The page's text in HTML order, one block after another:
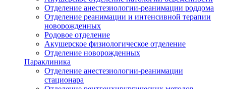
Отделение анестезиологии-реанимации роддома
Отделение реанимации и интенсивной терапии
новорожденных
Родовое отделение
Акушерское физиологическое отделение
Отделение новорожденных
Параклиника
Отделение анестезиологии-реанимации
стационара